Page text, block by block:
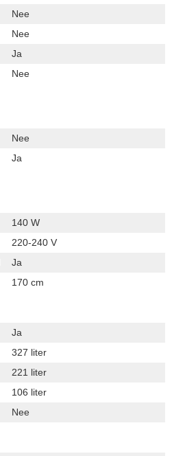
Nee
Nee
Ja
Nee
Nee
Ja
140 W
220-240 V
Ja
170 cm
Ja
327 liter
221 liter
106 liter
Nee